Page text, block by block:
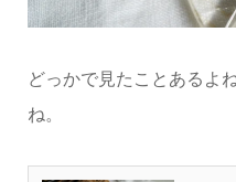
どっかで見たことあるよ
ね。